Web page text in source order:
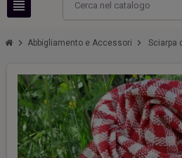
view_headline
chevron_right Abbigliamento e Accessori chevron_right Sciarpa